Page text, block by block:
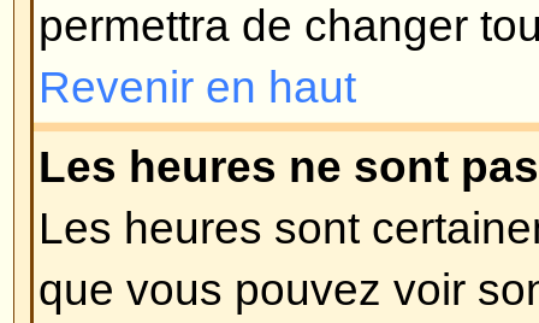
cela voudra alors dire que
ainsi, vous pouvez le contacter
les raisons (nous sommes sûr
!).
Revenir en haut
Comment puis-je changer